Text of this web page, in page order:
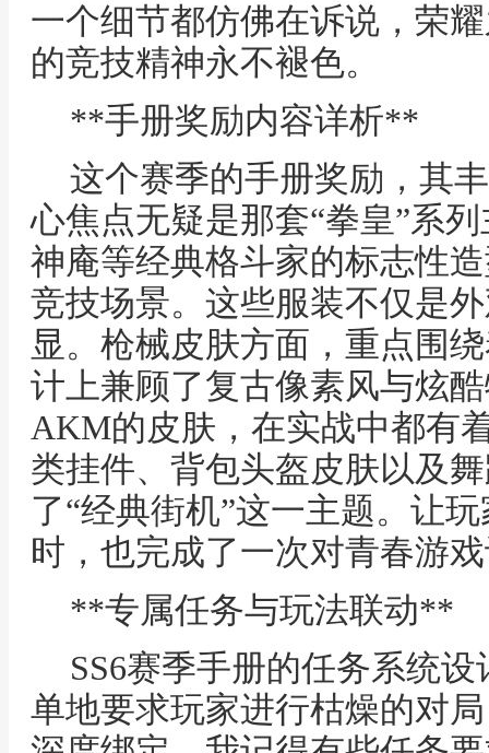
一个细节都仿佛在诉说，荣
的竞技精神永不褪色。
**手册奖励内容详析**
这个赛季的手册奖励，其
心焦点无疑是那套“拳皇”系
神庵等经典格斗家的标志性
竞技场景。这些服装不仅是
显。枪械皮肤方面，重点围
计上兼顾了复古像素风与炫
AKM的皮肤，在实战中都有
类挂件、背包头盔皮肤以及
了“经典街机”这一主题。让
时，也完成了一次对青春游
**专属任务与玩法联动**
SS6赛季手册的任务系统
单地要求玩家进行枯燥的对